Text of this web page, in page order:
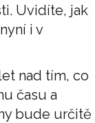
Uvidíte, jak
i v
nad tím, co
času a
bude určitě